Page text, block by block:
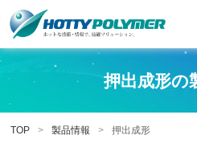
押出成形の
TOP 製品情報 押出成形